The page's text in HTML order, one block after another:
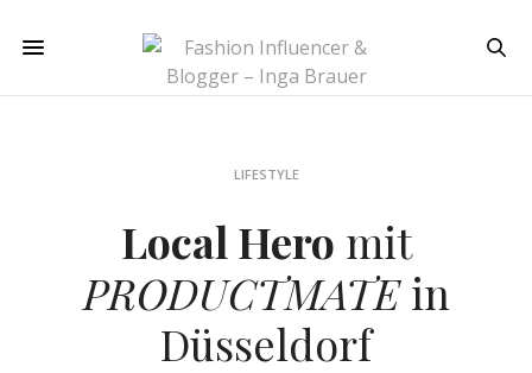
LIFESTYLE
Local Hero mit
PRODUCTMATEin
Düsseldorf